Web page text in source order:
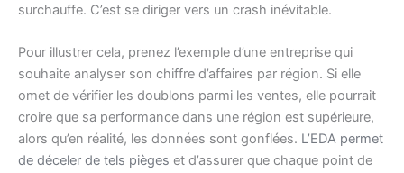
surchauffe. C’est se diriger vers un crash inévitable.
Pour illustrer cela, prenez l’exemple d’une entreprise qui
souhaite analyser son chiffre d’affaires par région. Si elle
omet de vérifier les doublons parmi les ventes, elle pourrait
croire que sa performance dans une région est supérieure,
alors qu’en réalité, les données sont gonflées. L’EDA permet
de déceler de tels pièges et d’assurer que chaque point de